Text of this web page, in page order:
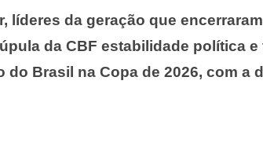
líderes da geração que
da CBF estabilidade política
Brasil na Copa de 2026, com a